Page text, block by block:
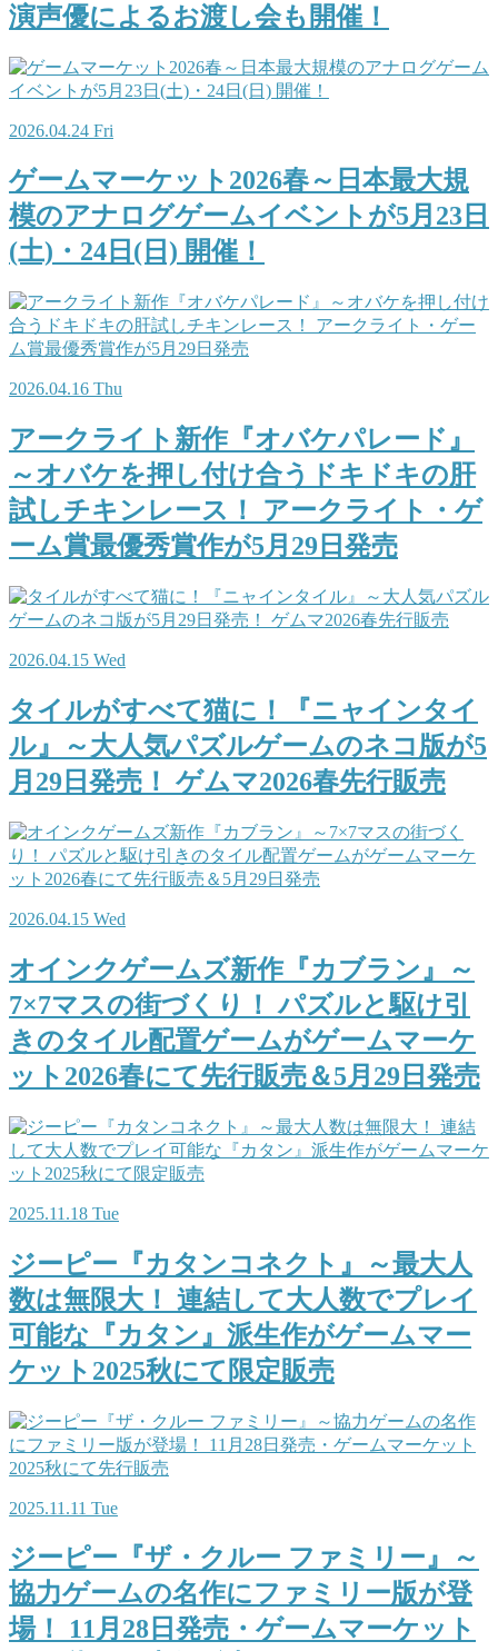
演声優によるお渡し会も開催！
2026.04.24 Fri
ゲームマーケット2026春～日本最大規
模のアナログゲームイベントが5月23日
(土)・24日(日) 開催！
2026.04.16 Thu
アークライト新作『オバケパレード』
～オバケを押し付け合うドキドキの肝
試しチキンレース！ アークライト・ゲ
ーム賞最優秀賞作が5月29日発売
2026.04.15 Wed
タイルがすべて猫に！『ニャインタイ
ル』～大人気パズルゲームのネコ版が5
月29日発売！ ゲムマ2026春先行販売
2026.04.15 Wed
オインクゲームズ新作『カブラン』～
7×7マスの街づくり！ パズルと駆け引
きのタイル配置ゲームがゲームマーケ
ット2026春にて先行販売＆5月29日発売
2025.11.18 Tue
ジーピー『カタンコネクト』～最大人
数は無限大！ 連結して大人数でプレイ
可能な『カタン』派生作がゲームマー
ケット2025秋にて限定販売
2025.11.11 Tue
ジーピー『ザ・クルー ファミリー』～
協力ゲームの名作にファミリー版が登
場！ 11月28日発売・ゲームマーケット